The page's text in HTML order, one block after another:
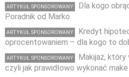
ARTYKUŁ SPONSOROWANY
Dla kogo
Poradnik od Marko
ARTYKUŁ SPONSOROWANY
Kredyt
oprocentowaniem – dla kogo to
ARTYKUŁ SPONSOROWANY
Makijaż, który
czyli jak prawidłowo wykonać make